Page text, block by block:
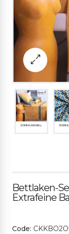
303ME KARAMELL 303ME
Bettlaken-
Extrafeine
Code: